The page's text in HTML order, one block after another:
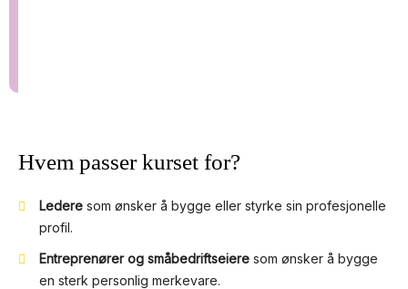
Hvem passer kurset for?
Ledere som ønsker å bygge eller styrke sin profesjonelle
profil.
Entreprenører og småbedriftseieresom ønsker å bygge
en sterk personlig merkevare.